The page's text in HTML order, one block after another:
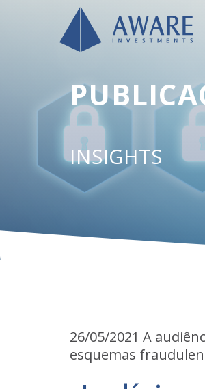
INSIGHTS
26/05/2021 A
esquemas